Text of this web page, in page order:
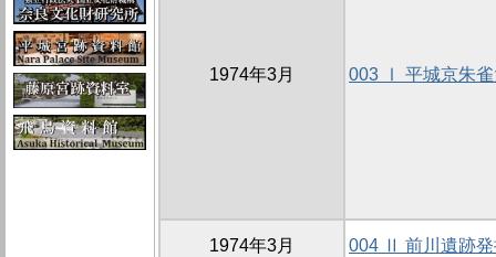
1974年3月 003 Ⅰ 平城京朱
1974年3月 004 Ⅱ 前川遺跡発